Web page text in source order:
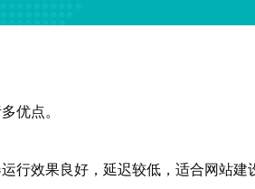
优点。
行效果良好，延迟较低，适合网站建